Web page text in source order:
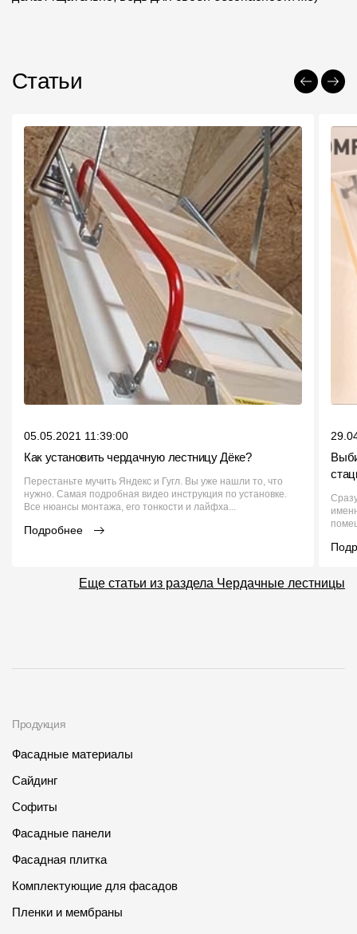
Статьи
05.05.2021 11:39:00
Как установить чердачную лестницу Дёке?
Перестаньте мучить Яндекс и Гугл. Вы уже нашли то, что
нужно. Самая подробная видео инструкция по установке.
Все нюансы монтажа, его тонкости и лайфха...
Подробнее
Еще статьи из раздела Чердачные лестницы
Продукция
Фасадные материалы
Сайдинг
Софиты
Фасадные панели
Фасадная плитка
Комплектующие для фасадов
Пленки и мембраны